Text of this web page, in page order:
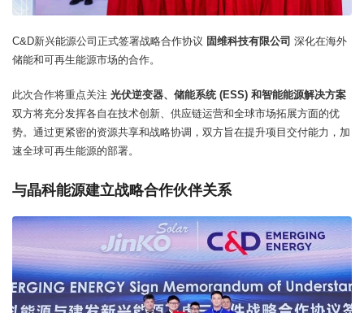
C&D新兴能源公司正式签署战略合作协议 固维科技有限公司 深化在海外
储能和可再生能源市场的合作。
此次合作将重点关注 光伏逆变器、储能系统 (ESS) 和智能能源解决方案
双方将充分发挥各自在技术创新、供应链运营和全球市场拓展方面的优
势。通过更紧密的资源共享和战略协调，双方旨在提升项目交付能力，加
速全球可再生能源的部署。
与晶科能源建立战略合作伙伴关系